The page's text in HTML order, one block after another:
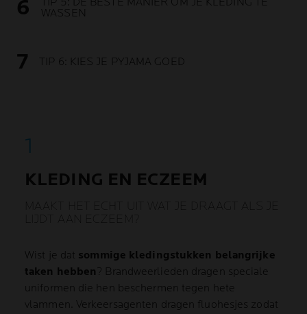
WASSEN
TIP 6: KIES JE PYJAMA GOED
KLEDING EN ECZEEM
Wist je dat sommige kledingstukken belangrijke
taken hebben ? Brandweerlieden dragen speciale
uniformen die hen beschermen tegen hete
vlammen. Verkeersagenten dragen fluohesjes zodat